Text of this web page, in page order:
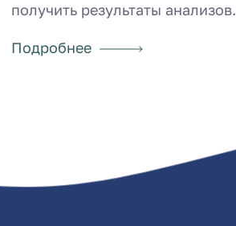
получить результаты анализов.
Подробнее